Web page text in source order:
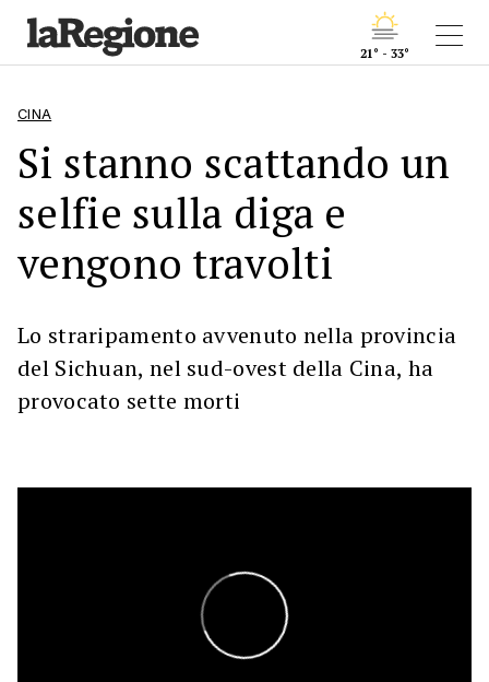
21° - 33°
CINA
Si stanno scattando un
selfie sulla diga e
vengono travolti
Lo straripamento avvenuto nella provincia
del Sichuan, nel sud-ovest della Cina, ha
provocato sette morti